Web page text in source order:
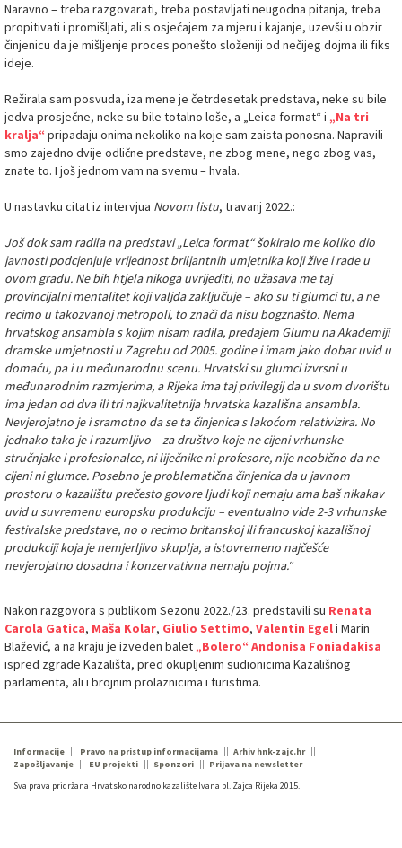
Naravno – treba razgovarati, treba postavljati neugodna pitanja, treba
propitivati i promišljati, ali s osjećajem za mjeru i kajanje, uzevši u obzir
činjenicu da je mišljenje proces ponešto složeniji od nečijeg dojma ili fiks
ideje.
Režirala sam posvuda, iza mene je četrdesetak predstava, neke su bile
jedva prosječne, neke su bile totalno loše, a „Leica format“ i „Na tri
kralja“ pripadaju onima nekoliko na koje sam zaista ponosna. Napravili
smo zajedno dvije odlične predstave, ne zbog mene, nego zbog vas,
znate to. I još jednom vam na svemu – hvala.
U nastavku citat iz intervjua Novom listu, travanj 2022.:
Još dok sam radila na predstavi „Leica format“ šokiralo me koliko dio
javnosti podcjenjuje vrijednost briljantnih umjetnika koji žive i rade u
ovom gradu. Ne bih htjela nikoga uvrijediti, no užasava me taj
provincijalni mentalitet koji valjda zaključuje – ako su ti glumci tu, a ne
recimo u takozvanoj metropoli, to znači da nisu bogznašto. Nema
hrvatskog ansambla s kojim nisam radila, predajem Glumu na Akademiji
dramske umjetnosti u Zagrebu od 2005. godine i imam jako dobar uvid u
domaću, pa i u međunarodnu scenu. Hrvatski su glumci izvrsni u
međunarodnim razmjerima, a Rijeka ima taj privilegij da u svom dvorištu
ima jedan od dva ili tri najkvalitetnija hrvatska kazališna ansambla.
Nevjerojatno je i sramotno da se ta činjenica s lakoćom relativizira. No
jednako tako je i razumljivo – za društvo koje ne cijeni vrhunske
stručnjake i profesionalce, ni liječnike ni profesore, nije neobično da ne
cijeni ni glumce. Posebno je problematična činjenica da u javnom
prostoru o kazalištu prečesto govore ljudi koji nemaju ama baš nikakav
uvid u suvremenu europsku produkciju – eventualno vide 2-3 vrhunske
festivalske predstave, no o recimo britanskoj ili francuskoj kazališnoj
produkciji koja je nemjerljivo skuplja, a istovremeno najčešće
nevjerojatno dosadna i konzervativna nemaju pojma.“
Nakon razgovora s publikom Sezonu 2022./23. predstavili su Renata
Carola Gatica, Maša Kolar, Giulio Settimo, Valentin Egeli Marin
Blažević, a na kraju je izveden balet „Bolero“ Andonisa Foniadakisa
ispred zgrade Kazališta, pred okupljenim sudionicima Kazališnog
parlamenta, ali i brojnim prolaznicima i turistima.
Informacije Pravo na pristup informacijama
Arhiv hnk-zajc.hr
Zapošljavanje
EU projekti Sponzori
Prijava na newsletter
Sva prava pridržana Hrvatsko narodno kazalište Ivana pl. Zajca Rijeka 2015.